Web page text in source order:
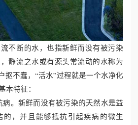
不断的水，也指新鲜而没有被污染
静流之水或有源头常流动的水称为
抠不蠢，“活水”过程就是一个水净化
本特征：
病。新鲜而没有被污染的天然水是益
的，并且能够抵抗引起疾病的微生